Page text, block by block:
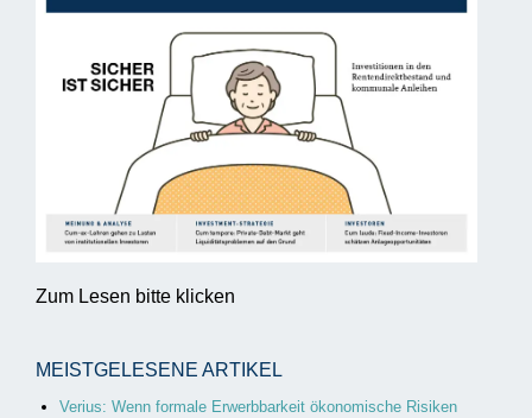
Zum Lesen bitte klicken
MEISTGELESENE ARTIKEL
Verius: Wenn formale Erwerbbarkeit ökonomische Risiken